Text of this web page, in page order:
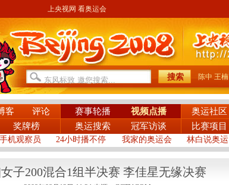
上央视网 看奥运会
陈中 王楠
客 评论 赛事轮播 视频点播 奥运社区
奖牌榜 奥运搜索 冠军访谈 比赛项目
手机观察员 24小时播不停 我家的奥运会 林白说奥运
子200混合1组半决赛 李佳星无缘决赛